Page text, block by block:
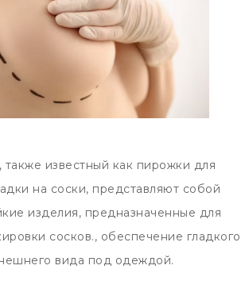
известный как пирожки для
на соски, представляют собой
изделия, предназначенные для
сосков., обеспечение гладкого
вида под одеждой.